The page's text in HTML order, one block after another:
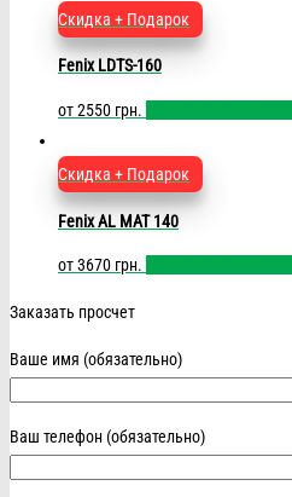
Скидка + Подарок
Fenix LDTS-160
от2550 грн.
Скидка + Подарок
Fenix AL MAT 140
от3670 грн.
Заказать просчет
Ваше имя (обязательно)
Ваш телефон (обязательно)